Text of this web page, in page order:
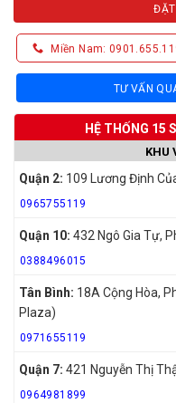
ĐẶT
Miền Nam:
TƯ VẤN
HỆ THỐNG 15
KHU
Quận 2: 109 Lương Định
0965755119
Quận 10: 432 Ngô Gia Tự,
0388496015
Tân Bình: 18A Cộng Hòa,
Plaza)
0971655119
Quận 7: 421 Nguyễn Thị
0964981899